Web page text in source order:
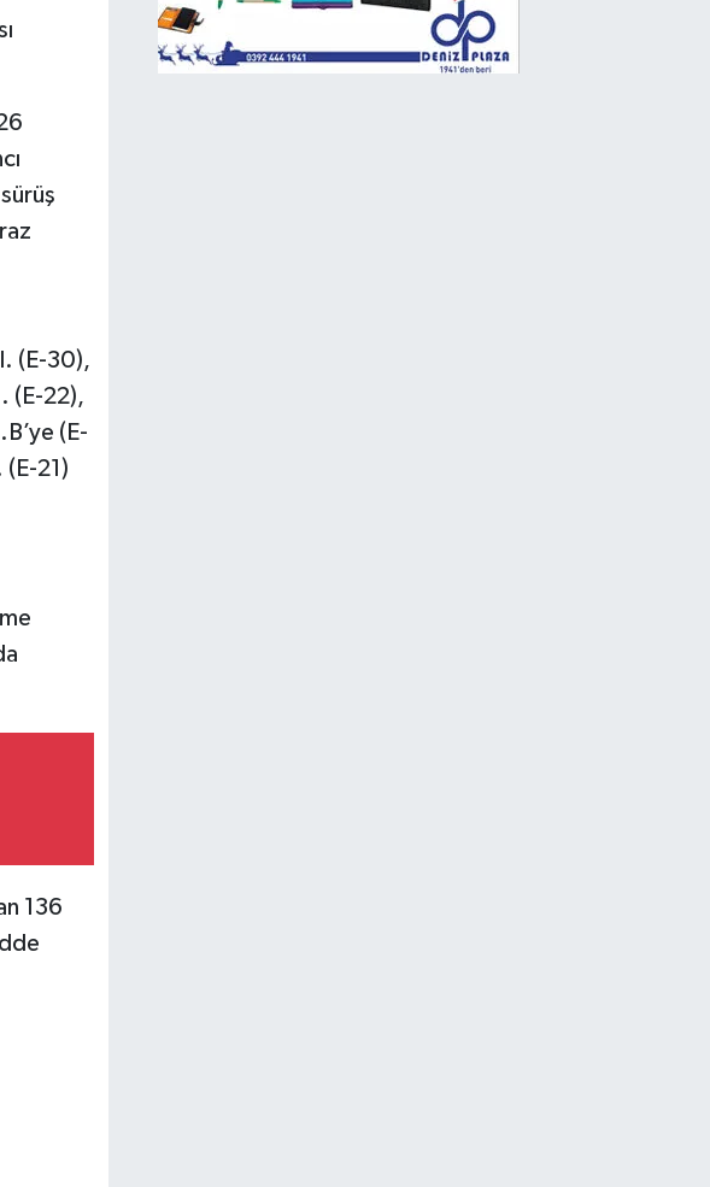
(E-30),
(E-22),
(E-
21)
136